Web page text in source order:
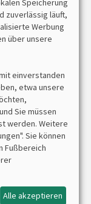
Speicherung
zuverlässig läuft,
Werbung
über unsere
einverstanden
etwa unsere
Sie müssen
werden. Weitere
Sie können
Fußbereich
Alle akzeptieren